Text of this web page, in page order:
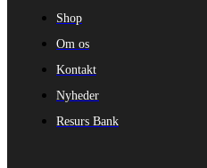
Shop
Om os
Kontakt
Nyheder
Resurs Bank